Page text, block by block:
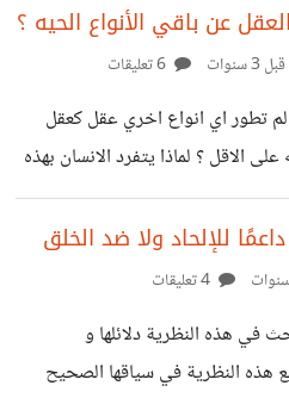
التدريجية بين الأنواع) قليلة أو
الرغم من اكتشاف بعض الأحافير الوسيطة
يرون أن هذا ليس كافياً لدعم
بشكل كامل. صحيح أن التحجر نادر، إلا أن الفجوات في
عن باقي الأنواع الحيه ؟
قبل 3 سنوات
تطور اي انواع اخري عقل كعقل
الاقل ؟ لماذا يتفرد الانسان بهذه
للإلحاد ولا ضد الخلق
في هذه النظرية دلائلها و
هذه النظرية في سياقها الصحيح